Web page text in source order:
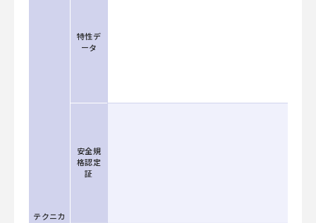
テクニカ
特性デ
ータ
安全規
格認定
証